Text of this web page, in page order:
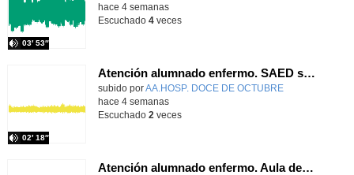
03′ 53″
hace 4 semanas
Escuchado 4veces
Atención alumnado enfermo. SAED secundaria. Diana Sánchez Domínguez
Contenido educativo.
subido porAA.HOSP. DOCE DE OCTUBRE
02′ 18″
-
hace 4 semanas
Escuchado 2 veces
Atención alumnado enfermo. Aula dentro del hospital. Agustín Parrilla Carrobles